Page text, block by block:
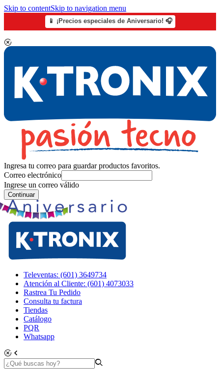
Skip to contentSkip to navigation menu
📱 ¡Precios especiales de Aniversario! 🎧
Ingresa tu correo para guardar productos favoritos.
Correo electrónico
Ingrese un correo válido
Continuar
Televentas: (601) 3649734
Atención al Cliente: (601) 4073033
Rastrea Tu Pedido
Consulta tu factura
Tiendas
Catálogo
PQR
Whatsapp